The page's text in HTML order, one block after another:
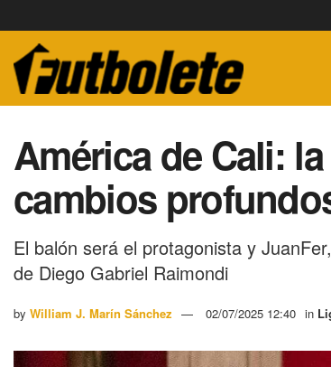
América de Cali:
cambios
El balón será el protagonista y
de Diego Gabriel Raimondi
by William J. Marín Sánchez 02/07/2025 12:40 in